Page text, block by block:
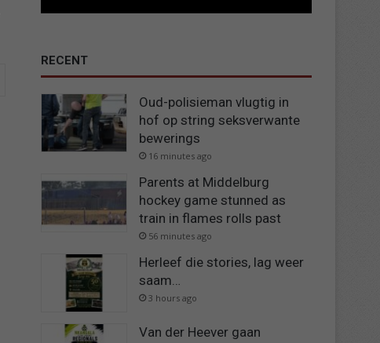
RECENT
Oud-polisieman vlugtig in
hof op string seksverwante
bewerings
16 minutes ago
Parents at Middelburg
hockey game stunned as
train in flames rolls past
56 minutes ago
Herleef die stories, lag weer
saam…
3 hours ago
Van der Heever gaan